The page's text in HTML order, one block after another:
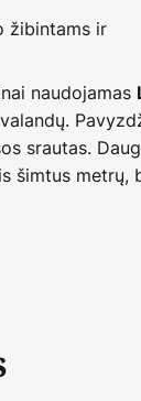
žibintams ir
naudojamas
srautas.
šimtus metrų,